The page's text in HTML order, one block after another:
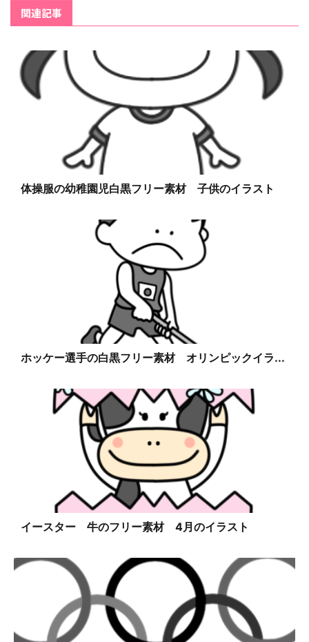
関連記事
体操服の幼稚園児白黒フリー素材 子供のイラスト
ホッケー選手の白黒フリー素材 オリンピックイラ...
イースター 牛のフリー素材 4月のイラスト